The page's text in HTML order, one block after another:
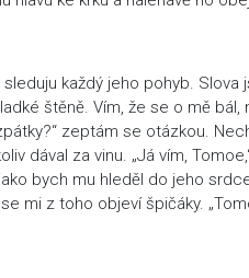
každý jeho pohyb. Slova
štěně. Vím, že se o mě bál,
zeptám se otázkou.
dával za vinu. „Já vím,
bych mu hleděl do jeho
mi z toho objeví špičáky.